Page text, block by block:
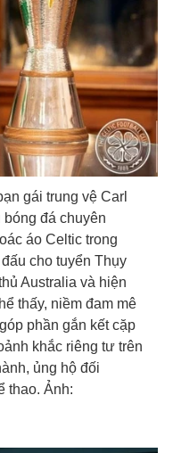
gái trung vệ Carl
đá chuyên
áo Celtic trong
cho tuyển Thụy
Australia và hiện
thấy, niềm đam mê
phần gắn kết cặp
khắc riêng tư trên
ủng hộ đối
thao. Ảnh: